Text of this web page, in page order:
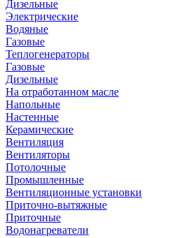
Дизельные
Электрические
Водяные
Газовые
Теплогенераторы
Газовые
Дизельные
На отработанном масле
Напольные
Настенные
Керамические
Вентиляция
Вентиляторы
Потолочные
Промышленные
Вентиляционные установки
Приточно-вытяжные
Приточные
Водонагреватели